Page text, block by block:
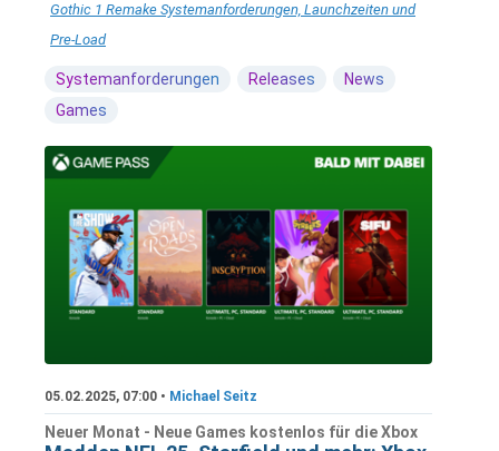
Gothic 1 Remake Systemanforderungen, Launchzeiten und
Pre-Load
Systemanforderungen Releases
News
Games
05.02.2025, 07:00 • Michael Seitz
Neuer Monat - Neue Games kostenlos für die Xbox